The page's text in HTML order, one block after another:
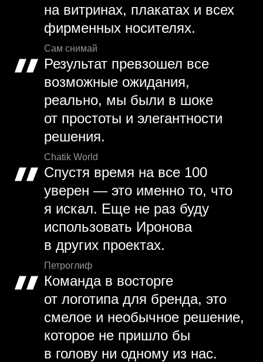
на витринах, плакатах и всех
фирменных носителях.
Сам снимай
Результат превзошел все
возможные ожидания,
реально, мы были в шоке
от простоты и элегантности
решения.
Chatik World
Спустя время на все 100
уверен — это именно то, что
я искал. Еще не раз буду
использовать Иронова
в других проектах.
Петроглиф
Команда в восторге
от логотипа для бренда, это
смелое и необычное решение,
которое не пришло бы
в голову ни одному из нас.